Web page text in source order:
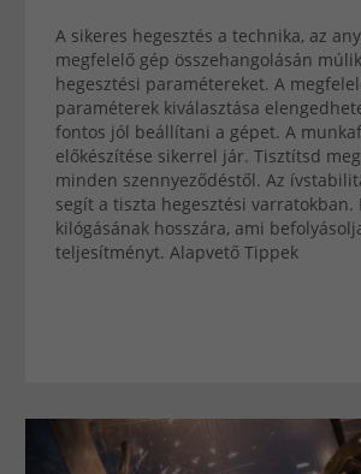
A sikeres hegesztés a technika, az
megfelelő gép összehangolásán
hegesztési paramétereket. A
paraméterek kiválasztása
fontos jól beállítani a gépet. A
előkészítése sikerrel jár. Tisztítsd
minden szennyeződéstől. Az
segít a tiszta hegesztési varratokban.
kilógásának hosszára, ami
teljesítményt. Alapvető Tippek